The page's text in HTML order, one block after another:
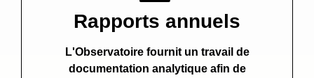
Rapports annuels
L'Observatoire fournit un travail de
documentation analytique afin de